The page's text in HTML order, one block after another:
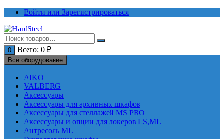
Перейти
содержимому
Войти или Зарегистрироваться
0 Всего: 0 ₽
Всё оборудование
AIKO
VALBERG
Аксессуары
Аксессуары для архивных шкафов
Аксессуары для стеллажей MS PRO
Аксессуары и опции для локеров LS,ML
Антресоль ML